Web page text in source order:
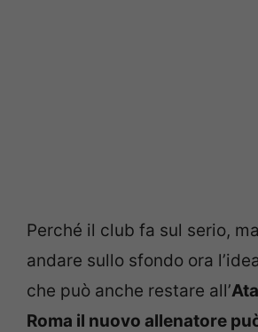
Perché il club fa sul serio,
andare sullo sfondo ora l’idea
che può anche restare all’
Roma il nuovo allenatore